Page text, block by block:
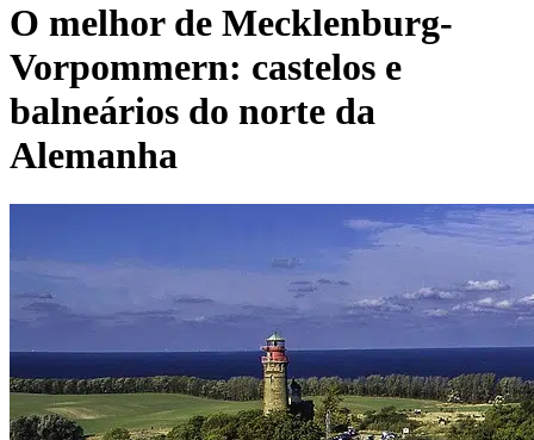
O melhor de Mecklenburg-
Vorpommern: castelos e
balneários do norte da
Alemanha